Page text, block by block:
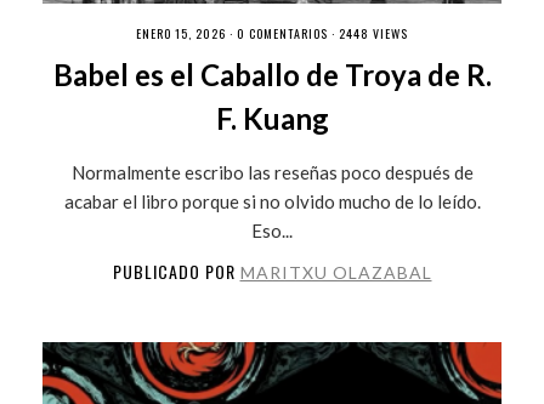
ENERO 15, 2026 · 0 COMENTARIOS · 2448 VIEWS
Babel es el Caballo de Troya de R.
F. Kuang
Normalmente escribo las reseñas poco después de
acabar el libro porque si no olvido mucho de lo leído.
Eso...
PUBLICADO POR MARITXU OLAZABAL